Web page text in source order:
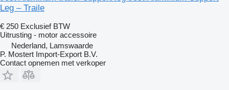
Leg – Traile
€ 250 Exclusief BTW
Uitrusting - motor accessoire
Nederland, Lamswaarde
P. Mostert Import-Export B.V.
Contact opnemen met verkoper